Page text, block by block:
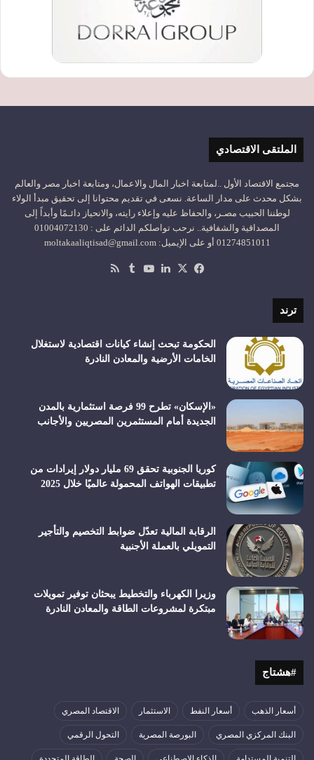
الملتقى الاقتصادي
مجتمع الاقتصاد الأول ..لمتابعة اخبار المال والاعمال، ومتابعة اخبار مصر والعالم
بشكل محدث على مدار الساعة. نسعى في تقديم محتوانا إلى تحقيق مبدأ الولاء
لوطننا الحبيب مصـر، والحفاظ عليه وإعلاء رايته، والانحياز دائـمًا وأبداً إلى
المصداقية والشفافية.. نرحب تواصلكم الدائم على : 01004072130
01274851011 أو على الإيميل: moltakaaliqtisad@gmail.com
فيسبوك
‫X لينكدإن‫YouTube
ترند
الحكومة تبحث إنشاء كيانات اقتصادية لاستغلال
الخامات الأرضية والمعادن النادرة
«الإسكان» تطرح 99 فرصة استثمارية بالمدن
الجديدة أمام المستثمرين المصريين والأجانب
كوريا الجنوبية تحقق 69 مليار دولار إيرادات من
تطبيقات الهواتف المحمولة عالميًا خلال 2025
الرقابة المالية تعدّل ضوابط التخصيم والتأجير
التمويلي بالعملة الأجنبية
وزيرا الكهرباء والتخطيط يبحثان توفير تمويلات
مبتكرة لمشروعات الطاقة والمعادن النادرة
#هشتاج
أسعار الذهب أسعار النفط الاستثمار الاقتصاد المصري
البنك المركزي المصري البورصة المصرية التحول الرقمي